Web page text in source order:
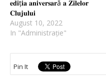
𝐞𝐝𝐢ț𝐢𝐚 𝐚𝐧𝐢𝐯𝐞𝐫𝐬𝐚𝐫ă 𝐚 𝐙𝐢𝐥𝐞𝐥𝐨𝐫
𝐂𝐥𝐮𝐣𝐮𝐥𝐮𝐢
August 10, 2022
In "Administrație"
Pin It